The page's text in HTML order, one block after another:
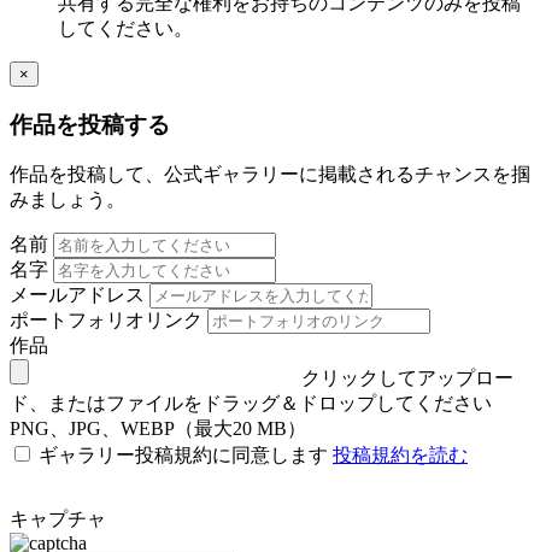
してください。
×
作品を投稿する
作品を投稿して、公式ギャラリーに掲載されるチャンスを掴
みましょう。
名前
名字
メールアドレス
ポートフォリオリンク
作品
クリックしてアップロー
ド、またはファイルをドラッグ＆ドロップしてください
PNG、JPG、WEBP（最大20 MB）
ギャラリー投稿規約に同意します 投稿規約を読む
キャプチャ